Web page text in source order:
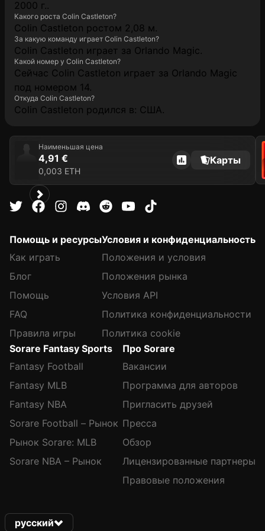
2000 г..
Какого роста Colin Castleton?
Colin Castleton ростом 2,08 м.
За какую команду играет Colin Castleton?
Colin Castleton играет за Orlando Magic.
Какой номер у Colin Castleton?
Сейчас Colin Castleton играет за Orlando Magic
под номером 14.
Откуда Colin Castleton?
Colin Castleton родился в: США.
Наименьшая цена
4,91 €
0,003 ETH
Карты
Помощь и ресурсы
Как играть
Блог
Помощь
FAQ
Правила игры
Условия и конфиденциальность
Положения и условия
Положения рынка
Условия API
Политика конфиденциальности
Политика cookie
Sorare Fantasy Sports
Fantasy Football
Fantasy MLB
Fantasy NBA
Sorare Football – Рынок
Рынок Sorare: MLB
Sorare NBA – Рынок
Про Sorare
Вакансии
Программа для авторов
Пригласить друзей
Пресса
Обзор
Лицензированные партнеры
Правовые положения
русский